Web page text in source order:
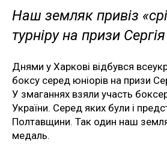
Наш земляк привіз
турніру на призи
Днями у Харкові відбувся
боксу серед юніорів на призи
У змаганнях взяли участь
України. Серед яких були і
Полтавщини. Так один наш
медаль.